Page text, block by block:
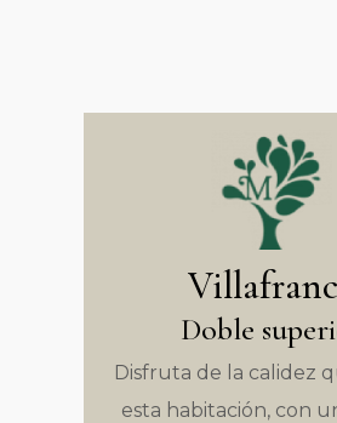
Doble
Disfruta de la calidez
esta habitación, con